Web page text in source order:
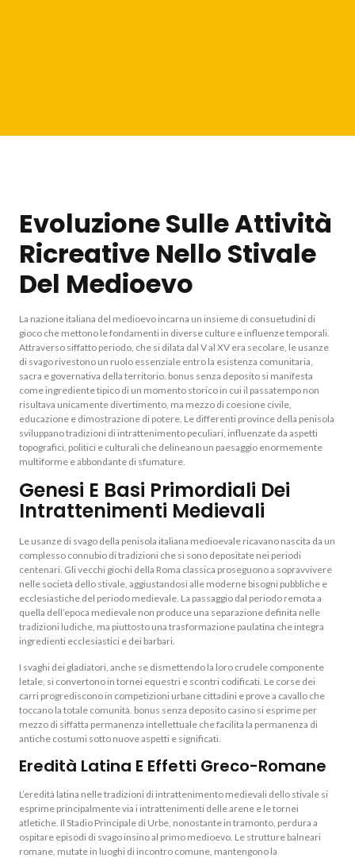
Evoluzione Sulle Attività
Ricreative Nello Stivale
Del Medioevo
La nazione italiana del medioevo incarna un insieme di consuetudini di
gioco che mettono le fondamenti in diverse culture e influenze temporali.
Attraverso siffatto periodo, che si dilata dal V al XV era secolare, le usanze
di svago rivestono un ruolo essenziale entro la esistenza comunitaria,
sacra e governativa della territorio. bonus senza deposito si manifesta
come ingrediente tipico di un momento storico in cui il passatempo non
risultava unicamente divertimento, ma mezzo di coesione civile,
educazione e dimostrazione di potere. Le differenti province della penisola
sviluppano tradizioni di intrattenimento peculiari, influenzate da aspetti
topografici, politici e culturali che delineano un paesaggio enormemente
multiforme e abbondante di sfumature.
Genesi E Basi Primordiali Dei
Intrattenimenti Medievali
Le usanze di svago della penisola italiana medioevale ricavano nascita da un
complesso connubio di tradizioni che si sono depositate nei periodi
centenari. Gli vecchi giochi della Roma classica proseguono a sopravvivere
nelle società dello stivale, aggiustandosi alle moderne bisogni pubbliche e
ecclesiastiche del periodo medievale. La passaggio dal periodo remota a
quella dell’epoca medievale non produce una separazione definita nelle
tradizioni ludiche, ma piuttosto una trasformazione paulatina che integra
ingredienti ecclesiastici e dei barbari.
I svaghi dei gladiatori, anche se dismettendo la loro crudele componente
letale, si convertono in tornei equestri e scontri codificati. Le corse dei
carri progrediscono in competizioni urbane cittadini e prove a cavallo che
toccano la totale comunità. bonus senza deposito casino si esprime per
mezzo di siffatta permanenza intellettuale che facilita la permanenza di
antiche costumi sotto nuove aspetti e significati.
Eredità Latina E Effetti Greco-Romane
L’eredità latina nelle tradizioni di intrattenimento medievali dello stivale si
esprime principalmente via i intrattenimenti delle arene e le tornei
atletiche. Il Stadio Principale di Urbe, nonostante in tramonto, perdura a
ospitare episodi di svago insino al primo medioevo. Le strutture balneari
romane, mutate in luoghi di incontro comune, mantengono la